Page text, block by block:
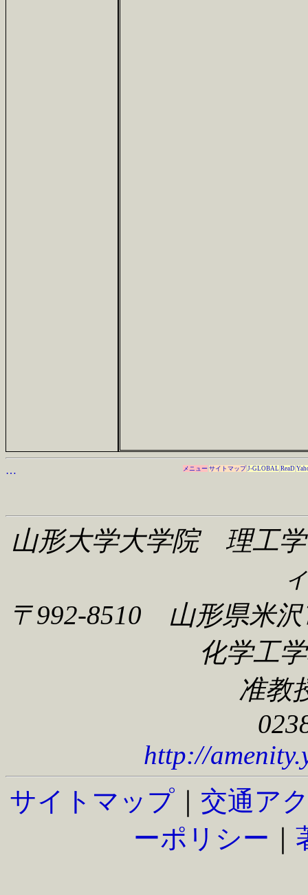
… メニュー サイトマップ J-GLOBAL ReaD
山形大学大学院 理工
〒992-8510 山形県米沢
化学工
准教
http://
サイトマップ
交通ア
ーポリシー